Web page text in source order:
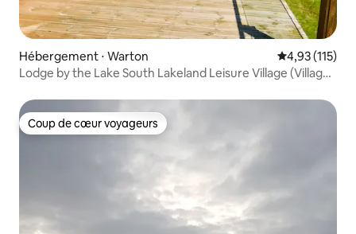
Hébergement ⋅ Warton Évaluation
4,93 (115)
Lodge by the Lake South Lakeland Leisure Village (Village
Coup de cœur voyageurs
Coup de cœur voyageurs